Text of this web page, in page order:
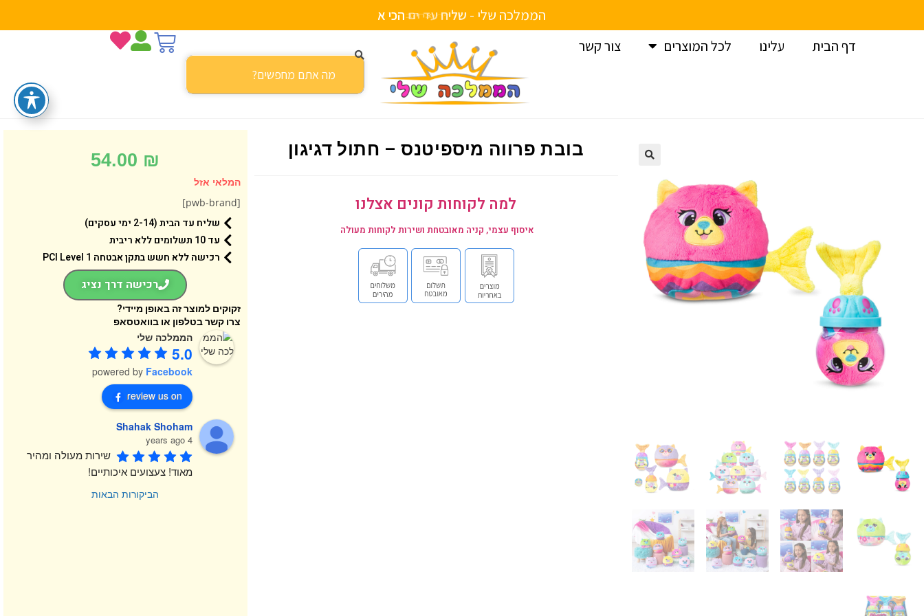
הממלכה שלי -שליחעדהבית
דף הבית עלינו לכל המוצרים צור קשר
בובת פרווה מיספיטנס – חתול דגיגון
למה לקוחות קונים אצלנו
איסוף עצמי, קניה מאובטחת ושירות לקוחות מעולה
54.00 ₪
המלאי אזל
[pwb-brand]
שליח עד הבית (2-14 ימי עסקים)
עד 10 תשלומים ללא ריבית
רכישה ללא חשש בתקן אבטחה 1 PCI Level
רכישה דרך נציג
זקוקים למוצר זה באופן מיידי?
צרו קשר בטלפון או בוואטסאפ
הממלכה שלי
5.0
powered by Facebook
review us on
Shahak Shoham
4 years ago
מאוד! צעצועים איכותיים!
הביקורות הבאות